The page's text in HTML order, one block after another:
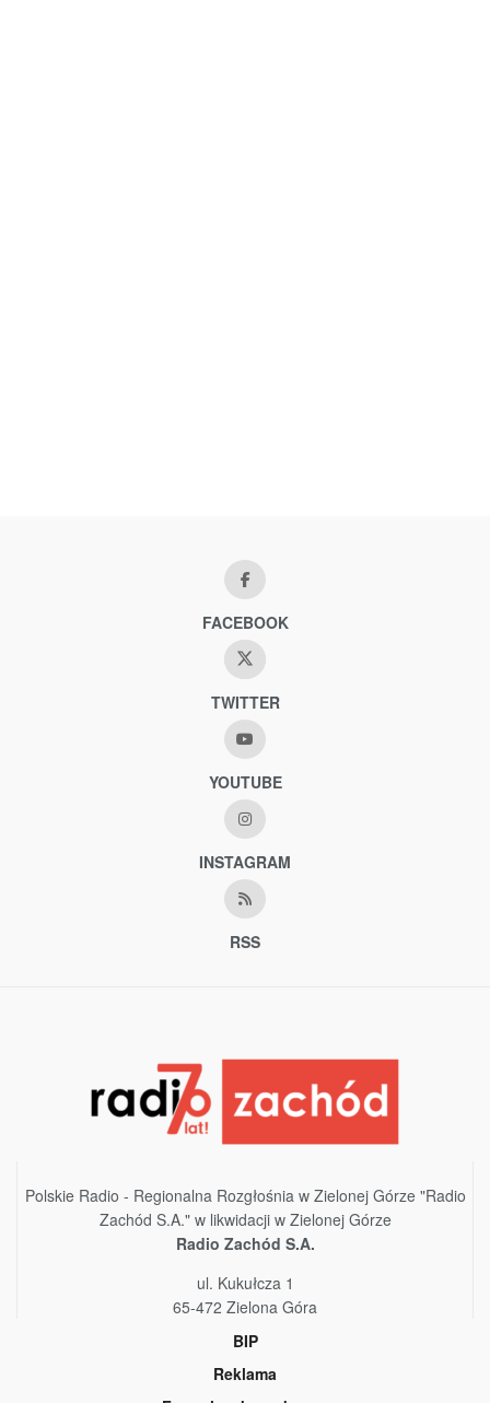
FACEBOOK
TWITTER
YOUTUBE
INSTAGRAM
RSS
Polskie Radio - Regionalna Rozgłośnia w Zielonej Górze "Radio
Zachód S.A." w likwidacji w Zielonej Górze
Radio Zachód S.A.
ul. Kukułcza 1
65-472 Zielona Góra
BIP
Reklama